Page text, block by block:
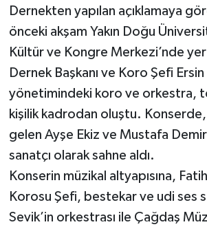
Dernekten yapılan açıklamaya
önceki akşam Yakın Doğu
Kültür ve Kongre Merkezi’nde yer
Dernek Başkanı ve Koro Şefi Ersin
yönetimindeki koro ve orkestra,
kişilik kadrodan oluştu. Konserde,
gelen Ayşe Ekiz ve Mustafa
sanatçı olarak sahne aldı.
Konserin müzikal altyapısına,
Korosu Şefi, bestekar ve udi ses
Sevik’in orkestrası ile Çağdaş